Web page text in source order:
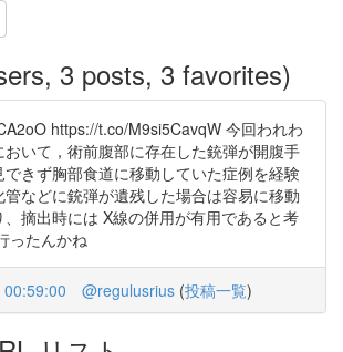
3 posts, 3 favorites)
https://t.co/M9si5CavqW 今回われわ
いて，術前腹部に存在した銃弾が開腹手
きず胸部食道に移動していた症例を経験
管などに銃弾が遺残した場合は容易に移動
摘出時には X線の併用が有用であると考
ったんかね
@regulusrius (投稿一覧)